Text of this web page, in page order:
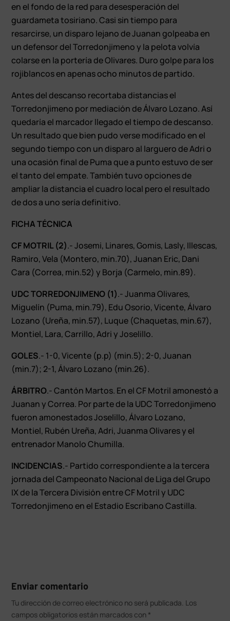
en el fondo de la red para desesperación del
guardameta tosiriano. Casi sin tiempo para
resarcirse, un disparo lejano de Juanan golpeaba en
un defensor del Torredonjimeno y la pelota volvía
colarse en la portería de Olivares. Duro golpe para los
rojiblancos en apenas ocho minutos de partido.
Antes del descanso recortaba distancias el
Torredonjimeno por mediación de Álvaro Lozano. Así
quedaría el marcador llegado el tiempo de descanso.
Un resultado que bien pudo verse modificado en el
segundo tiempo con un disparo al larguero de Adri o
una ocasión final de Puma que a punto estuvo de ser
el tanto del empate. También tuvo opciones de
ampliar la distancia el cuadro local pero el resultado
de dos a uno sería definitivo.
FICHA TÉCNICA
CF MOTRIL (2).- Josemi, Linares, Gomis, Lasly, Illescas,
Ramiro, Vela (Montero, min.70), Juanan Eric, Dani
Cara (Correa, min.52) y Borja (Carmelo, min.89).
UDC TORREDONJIMENO (1).- Juanma Olivares,
Miguelín (Puma, min.79), Edu Osorio, Vicente, Álvaro
Lozano (Ureña, min.57), Luque (Chaquetas, min.67),
Montiel, Lara, Carrillo, Adri y Joselillo.
GOLES.- 1-0, Vicente (p.p) (min.5); 2-0, Juanan
(min.7); 2-1, Álvaro Lozano (min.26).
ÁRBITRO.- Cantón Martos. En el CF Motril amonestó a
Juanan y Correa. Por parte de la UDC Torredonjimeno
fueron amonestados Joselillo, Álvaro Lozano,
Montiel, Rubén Ureña, Adri, Juanma Olivares y el
entrenador Manolo Chumilla.
INCIDENCIAS.- Partido correspondiente a la tercera
jornada del Campeonato Nacional de Liga del Grupo
IX de la Tercera División entre CF Motril y UDC
Torredonjimeno en el Estadio Escribano Castilla.
Enviar comentario
Tu dirección de correo electrónico no será publicada. Los
campos obligatorios están marcados con *